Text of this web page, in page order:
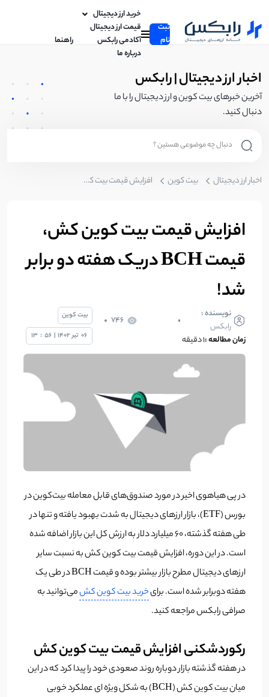
ثبت
نام
خرید ارز دیجیتال
قیمت ارز دیجیتال
آکادمی رابکس
راهنما
درباره ما
اخبار ارز دیجیتال | رابکس
آخرین خبرهای بیت کوین و ارز دیجیتال را با ما
دنبال کنید.
اخبار ارز دیجیتال بیت کوین افزایش قیمت بیت کوین کش، قیمت BCH دریک هفته دو برابر شد!
افزایش قیمت بیت کوین کش،
قیمت BCH دریک هفته دو برابر
شد!
نویسنده :
رابکس
746
زمان مطالعه :1 دقیقه
بیت کوین
06 تیر 1402
|
56
:
13
در پی هیاهوی اخیر در مورد صندوق‌های قابل معامله بیت‌کوین در
بورس (ETF)، بازار ارزهای دیجیتال به شدت بهبود یافته و تنها در
طی هفته گذشته، 60 میلیارد دلار به ارزش کل این بازار اضافه شده
است. در این دوره، افزایش قیمت بیت کوین کش به نسبت سایر
ارزهای دیجیتال مطرح بازار بیشتر بوده و قیمت BCH در طی یک
هفته دوبرابر شده است. برایخرید بیت کوین کشمی‌توانید به
صرافی رابکس مراجعه کنید.
رکوردشکنی افزایش قیمت بیت کوین کش
در هفته گذشته بازار دوباره روند صعودی خود را پیدا کرد که در این
میان بیت کوین کش (BCH) به شکل ویژه ای عملکرد خوبی